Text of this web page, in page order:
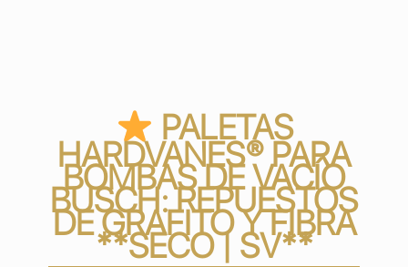
PALETAS
HARDVANES® PARA
BOMBAS DE VACÍO
BUSCH: REPUESTOS
DE GRAFITO Y FIBRA
**SECO | SV**